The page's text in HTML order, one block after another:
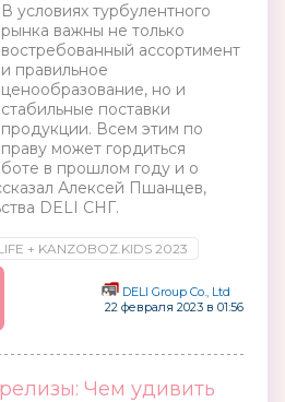
В условиях турбулентного
рынка важны не только
востребованный ассортимент
и правильное
ценообразование, но и
стабильные поставки
продукции. Всем этим по
праву может гордиться
в прошлом году и о
Алексей Пшанцев,
DELI СНГ.
+ KANZOBOZ.KIDS 2023
DELI Group Co., Ltd
22 февраля 2023 в 01:56
Чем удивить